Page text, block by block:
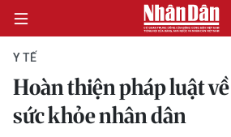
CHÍNH TRỊ
Y TẾ
Hoàn thiện pháp luật
sức khỏe nhân dân